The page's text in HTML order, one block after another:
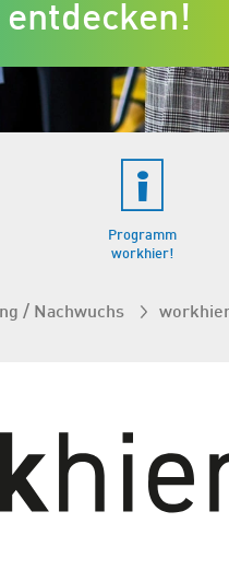
Programm
workhier!
/ Nachwuchs